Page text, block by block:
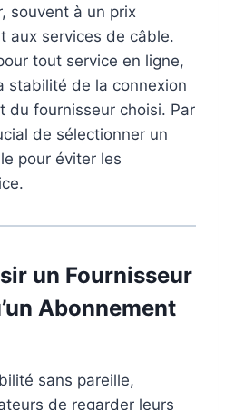
souvent à un prix
aux services de câble.
tout service en ligne,
stabilité de la connexion
du fournisseur choisi. Par
de sélectionner un
pour éviter les
un Fournisseur
Abonnement
sans pareille,
de regarder leurs